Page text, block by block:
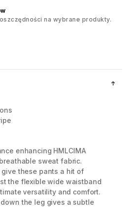
na wybrane produkty.
enhancing HMLCIMA
sweat fabric.
these pants a hit of
the flexible wide waistband
versatility and comfort.
the leg gives a subtle